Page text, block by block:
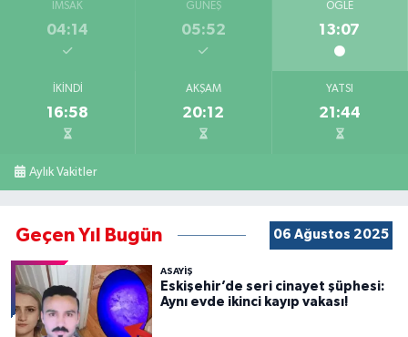
İMSAK
04:14
GÜNEŞ
05:52
ÖĞLE
13:07
İKINDI
16:58
AKŞAM
20:12
YATSI
21:44
Aylık Vakitler
Geçen Yıl Bugün 06 Ağustos 2025
ASAYİŞ
Eskişehir’de seri cinayet şüphesi:
Aynı evde ikinci kayıp vakası!